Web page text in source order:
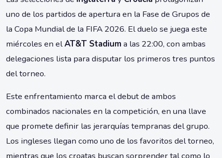
uno de los partidos de apertura en la Fase de Grupos de
la Copa Mundial de la FIFA 2026. El duelo se juega este
miércoles en elAT&T Stadiuma las 22:00, con ambas
delegaciones lista para disputar los primeros tres puntos
del torneo.
Este enfrentamiento marca el debut de ambos
combinados nacionales en la competición, en una llave
que promete definir las jerarquías tempranas del grupo.
Los ingleses llegan como uno de los favoritos del torneo,